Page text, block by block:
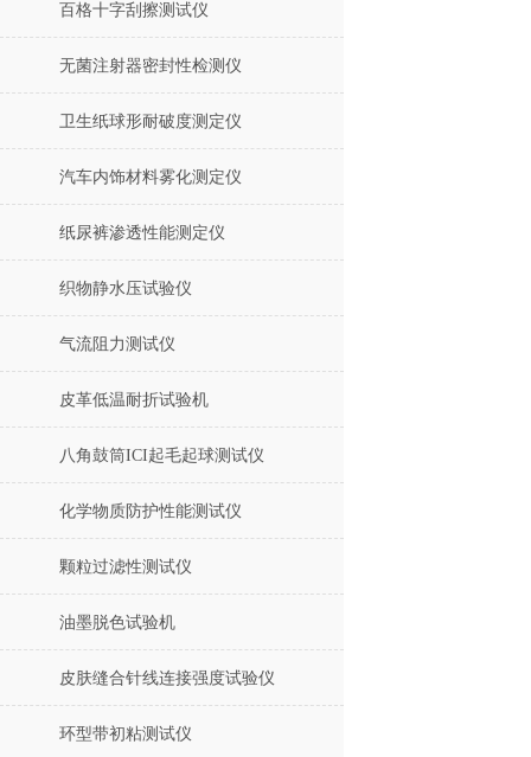
百格十字刮擦测试仪
无菌注射器密封性检测仪
卫生纸球形耐破度测定仪
汽车内饰材料雾化测定仪
纸尿裤渗透性能测定仪
织物静水压试验仪
气流阻力测试仪
皮革低温耐折试验机
八角鼓筒ICI起毛起球测试仪
化学物质防护性能测试仪
颗粒过滤性测试仪
油墨脱色试验机
皮肤缝合针线连接强度试验仪
环型带初粘测试仪